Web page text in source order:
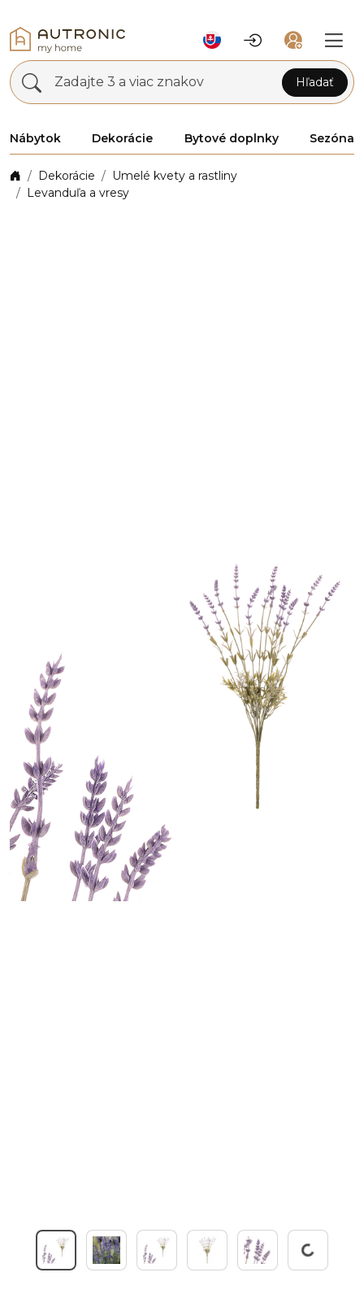
Zadajte 3 a viac znakov Hľadať
Nábytok Dekorácie Bytové doplnky Sezóna
Dekorácie
Umelé kvety a rastliny
Levanduľa a vresy
Working...